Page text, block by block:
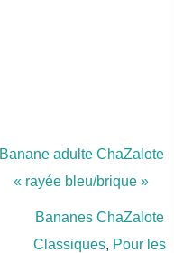
Banane adulte ChaZalote
« rayée bleu/brique »
Bananes ChaZalote
Classiques, Pour les